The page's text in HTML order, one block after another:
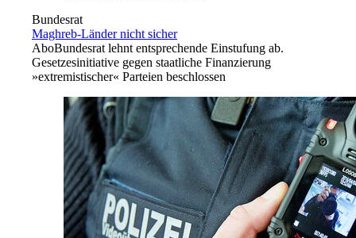
Bundesrat
Maghreb-Länder nicht sicher
AboBundesrat lehnt entsprechende Einstufung ab.
Gesetzesinitiative gegen staatliche Finanzierung
»extremistischer« Parteien beschlossen